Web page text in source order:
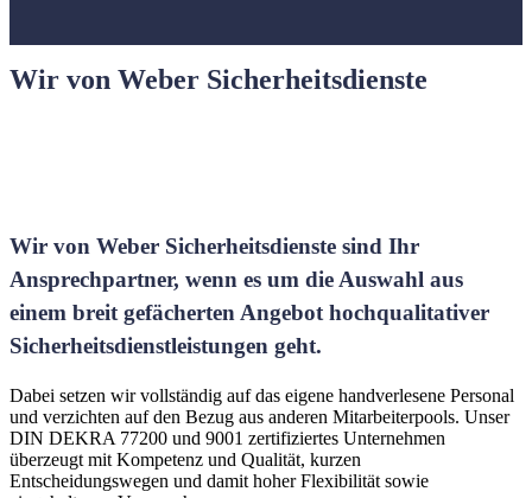
Wir von Weber Sicherheitsdienste
Wir von Weber Sicherheitsdienste sind Ihr
Ansprechpartner, wenn es um die Auswahl aus
einem breit gefächerten Angebot hochqualitativer
Sicherheitsdienstleistungen geht.
Dabei setzen wir vollständig auf das eigene handverlesene Personal
und verzichten auf den Bezug aus anderen Mitarbeiterpools. Unser
DIN DEKRA 77200 und 9001 zertifiziertes Unternehmen
überzeugt mit Kompetenz und Qualität, kurzen
Entscheidungswegen und damit hoher Flexibilität sowie